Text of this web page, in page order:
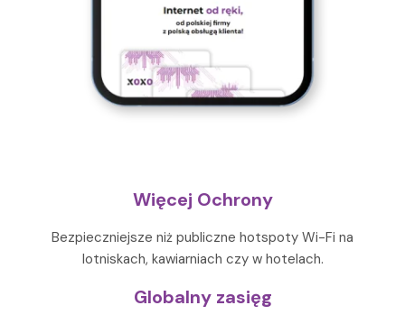
Więcej Ochrony
Bezpieczniejsze niż publiczne hotspoty Wi-Fi na
lotniskach, kawiarniach czy w hotelach.
Globalny zasięg